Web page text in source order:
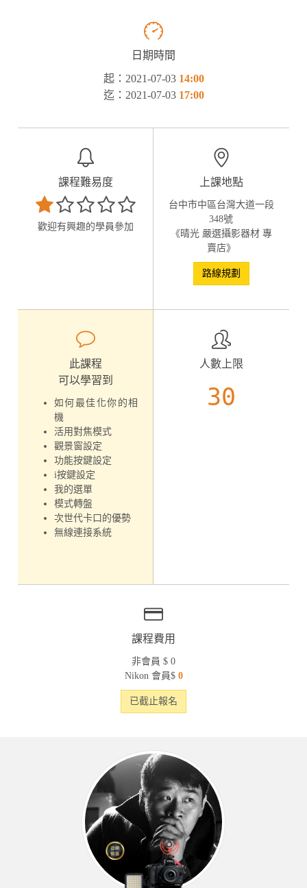
日期時間
起：2021-07-03 14:00
迄：2021-07-03 17:00
課程難易度
歡迎有興趣的學員參加
上課地點
台中市中區台灣大道一段
348號
《晴光 嚴選攝影器材 專
賣店》
路線規劃
此課程
可以學習到
如何最佳化你的相
機
活用對焦模式
觀景窗設定
功能按鍵設定
i按鍵設定
我的選單
模式轉盤
次世代卡口的優勢
無線連接系統
人數上限
30
課程費用
非會員 $ 0
Nikon 會員$ 0
已截止報名